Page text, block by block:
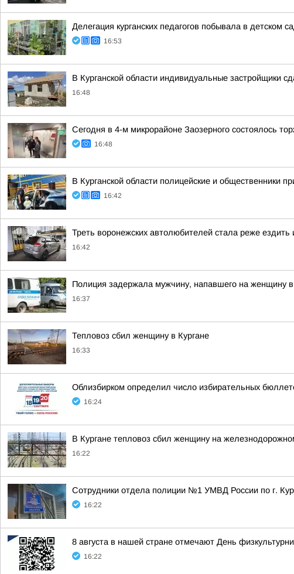
Делегация курганских педагогов побывала в
16:53
В Курганской области индивидуальные застройщики
16:48
Сегодня в 4-м микрорайоне Заозерного состоялось
16:48
В Курганской области полицейские и общественники
16:42
Треть воронежских автолюбителей стала реже ездить
16:42
Полиция задержала мужчину, напавшего на женщину в
16:37
Тепловоз сбил женщину в Кургане
16:33
Облизбирком определил число избирательных
16:24
В Кургане тепловоз сбил женщину на
16:22
Сотрудники отдела полиции №1 УМВД России по г.
16:22
8 августа в нашей стране отмечают День
16:22